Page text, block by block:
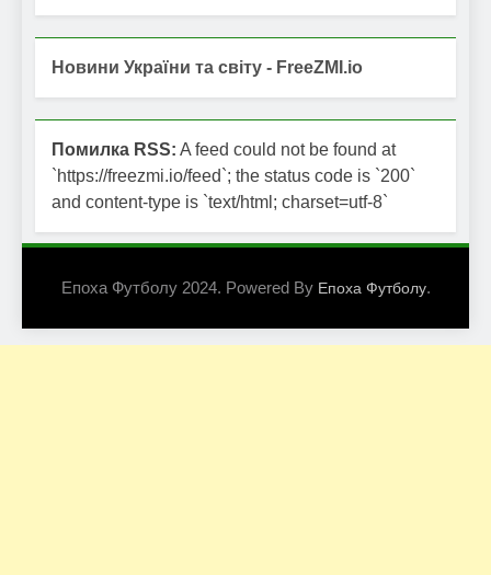
Новини України та світу - FreeZMI.io
Помилка RSS: A feed could not be found at
`https://freezmi.io/feed`; the status code is `200`
and content-type is `text/html; charset=utf-8`
Епоха Футболу 2024. Powered By Епоха Футболу.